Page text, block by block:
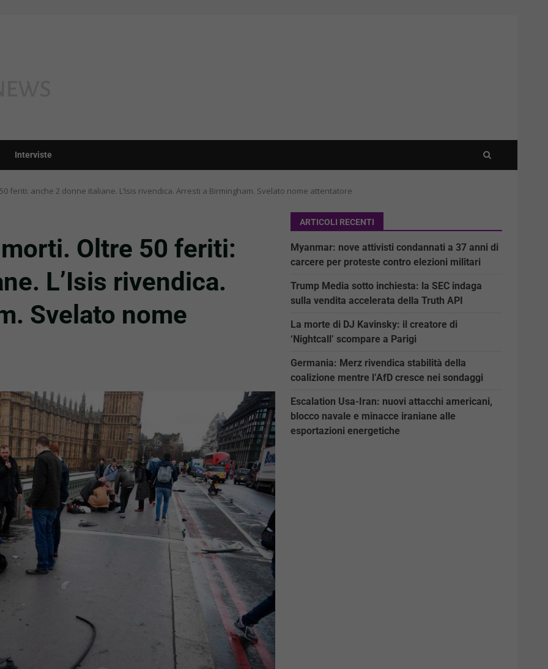
Interviste
feriti: anche 2 donne italiane. L’Isis rivendica. Arresti a Birmingham. Svelato nome attentatore
Oltre 50 feriti:
L’Isis rivendica.
Svelato nome
ARTICOLI RECENTI
Myanmar: nove attivisti condannati a 37 anni di
carcere per proteste contro elezioni militari
Trump Media sotto inchiesta: la SEC indaga
sulla vendita accelerata della Truth API
La morte di DJ Kavinsky: il creatore di
‘Nightcall’ scompare a Parigi
Germania: Merz rivendica stabilità della
coalizione mentre l’AfD cresce nei sondaggi
Escalation Usa-Iran: nuovi attacchi americani,
blocco navale e minacce iraniane alle
esportazioni energetiche